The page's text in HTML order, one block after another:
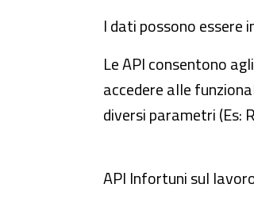
I dati possono essere
Le API consentono
accedere alle
diversi parametri (Es:
API Infortuni sul